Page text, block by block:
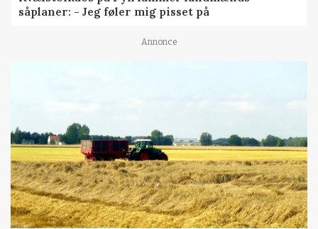
såplaner: - Jeg føler mig pisset på
Annonce